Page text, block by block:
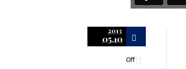
2013
05.10
Off